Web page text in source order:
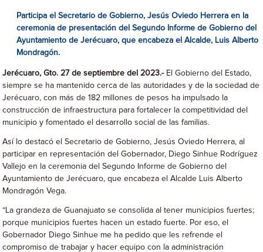
Participa el Secretario de Gobierno, Jesús Oviedo Herrera en la
ceremonia de presentación del Segundo Informe de Gobierno del
Ayuntamiento de Jerécuaro, que encabeza el Alcalde, Luis Alberto
Mondragón.
Jerécuaro, Gto. 27 de septiembre del 2023.-El Gobierno del Estado,
siempre se ha mantenido cerca de las autoridades y de la sociedad de
Jerécuaro, con más de 182 millones de pesos ha impulsado la
construcción de infraestructura para fortalecer la competitividad del
municipio y fomentado el desarrollo social de las familias.
Así lo destacó el Secretario de Gobierno, Jesús Oviedo Herrera, al
participar en representación del Gobernador, Diego Sinhue Rodríguez
Vallejo en la ceremonia del Segundo Informe de Gobierno del
Ayuntamiento de Jerécuaro, que encabeza el Alcalde Luis Alberto
Mondragón Vega.
“La grandeza de Guanajuato se consolida al tener municipios fuertes;
porque municipios fuertes hacen un estado fuerte. Por eso, el
Gobernador Diego Sinhue me ha pedido que les refrende el
compromiso de trabajar y hacer equipo con la administración